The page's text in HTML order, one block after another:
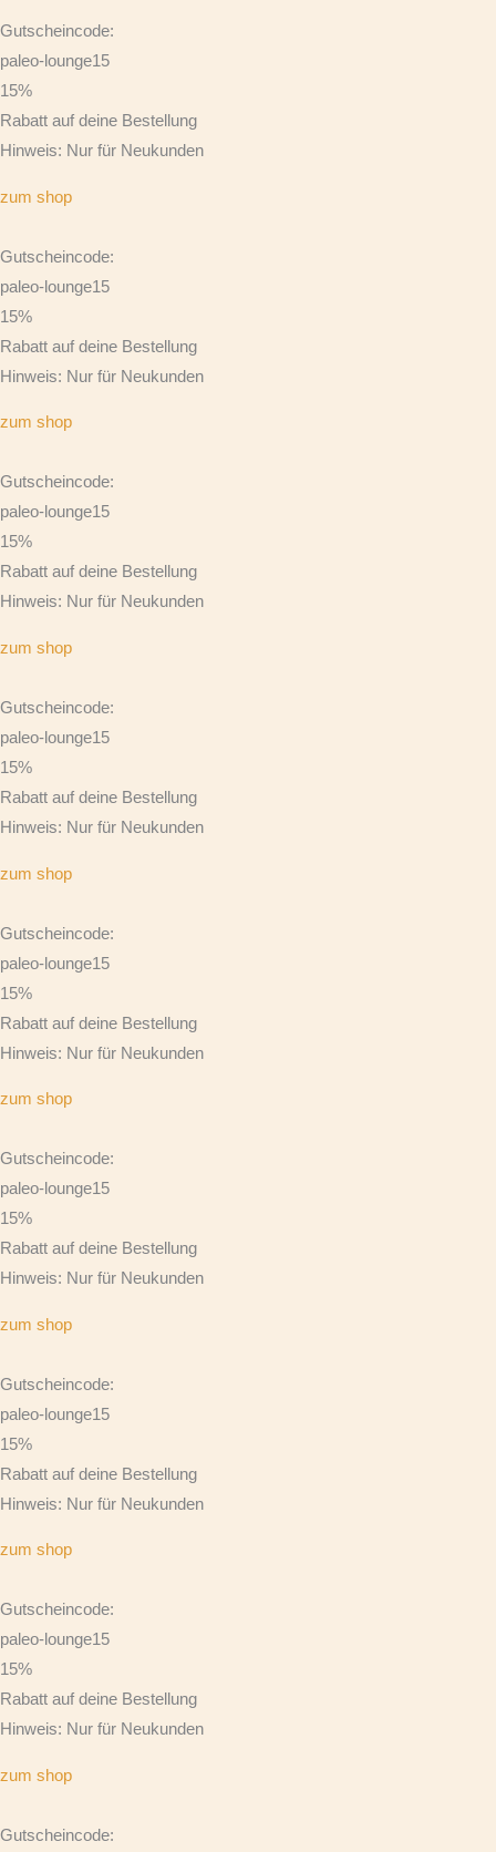
Gutscheincode:
paleo-lounge15
15%
Rabatt auf deine Bestellung
Hinweis: Nur für Neukunden
zum shop
Gutscheincode:
paleo-lounge15
15%
Rabatt auf deine Bestellung
Hinweis: Nur für Neukunden
zum shop
Gutscheincode:
paleo-lounge15
15%
Rabatt auf deine Bestellung
Hinweis: Nur für Neukunden
zum shop
Gutscheincode:
paleo-lounge15
15%
Rabatt auf deine Bestellung
Hinweis: Nur für Neukunden
zum shop
Gutscheincode:
paleo-lounge15
15%
Rabatt auf deine Bestellung
Hinweis: Nur für Neukunden
zum shop
Gutscheincode:
paleo-lounge15
15%
Rabatt auf deine Bestellung
Hinweis: Nur für Neukunden
zum shop
Gutscheincode:
paleo-lounge15
15%
Rabatt auf deine Bestellung
Hinweis: Nur für Neukunden
zum shop
Gutscheincode:
paleo-lounge15
15%
Rabatt auf deine Bestellung
Hinweis: Nur für Neukunden
zum shop
Gutscheincode: